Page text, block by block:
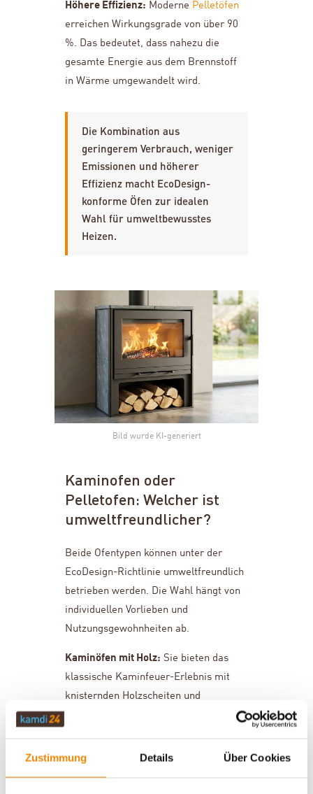
Zustimmung Details Über Cookies
Höhere Effizienz: Moderne Pelletöfen
erreichen Wirkungsgrade von über 90
%. Das bedeutet, dass nahezu die
gesamte Energie aus dem Brennstoff
in Wärme umgewandelt wird.
Die Kombination aus
geringerem Verbrauch, weniger
Emissionen und höherer
Effizienz macht EcoDesign-
konforme Öfen zur idealen
Wahl für umweltbewusstes
Heizen.
Bild wurde KI-generiert
Kaminofen oder
Pelletofen: Welcher ist
umweltfreundlicher?
Beide Ofentypen können unter der
EcoDesign-Richtlinie umweltfreundlich
betrieben werden. Die Wahl hängt von
individuellen Vorlieben und
Nutzungsgewohnheiten ab.
Kaminöfen mit Holz: Sie bieten das
klassische Kaminfeuer-Erlebnis mit
knisternden Holzscheiten und
über 80 % und erfüllen problemlos die